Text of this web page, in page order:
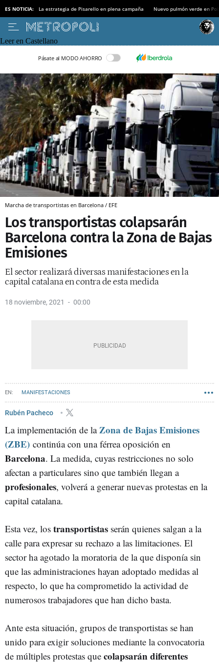
ES NOTICIA: La estrategia de Pisarello en plena campaña Nuevo pulmón verde en
Leer en Castellano
Pásate al MODO AHORRO
Marcha de transportistas en Barcelona / EFE
Los transportistas colapsarán
Barcelona contra la Zona de Bajas
Emisiones
El sector realizará diversas manifestaciones en la
capital catalana en contra de esta medida
18 noviembre, 2021 00:00
MANIFESTACIONES
ZONA DE BAJAS EMISIONES DE BARCELONA (ZBE)
Rubén Pacheco
La implementación de laZona de Bajas Emisiones
(ZBE) continúa con una férrea oposición en
Barcelona. La medida, cuyas restricciones no solo
afectan a particulares sino que también llegan a
profesionales, volverá a generar nuevas protestas en la
capital catalana.
Esta vez, los transportistas serán quienes salgan a la
calle para expresar su rechazo a las limitaciones. El
sector ha agotado la moratoria de la que disponía sin
que las administraciones hayan adoptado medidas al
respecto, lo que ha comprometido la actividad de
numerosos trabajadores que han dicho basta.
Ante esta situación, grupos de transportistas se han
unido para exigir soluciones mediante la convocatoria
de múltiples protestas que colapsarán diferentes